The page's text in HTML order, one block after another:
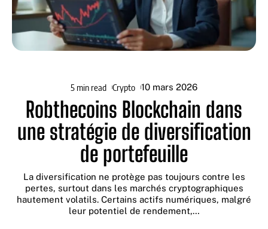
5 min read Crypto 10 mars 2026
Robthecoins Blockchain dans
une stratégie de diversification
de portefeuille
La diversification ne protège pas toujours contre les
pertes, surtout dans les marchés cryptographiques
hautement volatils. Certains actifs numériques, malgré
leur potentiel de rendement,…